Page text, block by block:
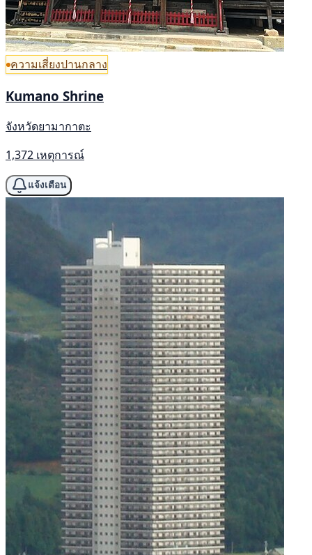
ความเสี่ยงปานกลาง
Kumano Shrine
จังหวัดยามากาตะ
1,372 เหตุการณ์
แจ้งเตือน